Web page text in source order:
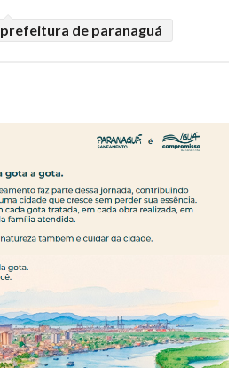
prefeitura de paranaguá